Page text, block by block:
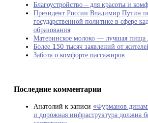
Благоустройство – для красоты и
Президент России Владимир Путин
государственной политике в сфере
образования
Материнское молоко — лучшая пища
Более 150 тысяч заявлений от
Забота о комфорте пассажиров
Последние комментарии
Анатолий к записи «Фурманов
и дорожная инфраструктура должна